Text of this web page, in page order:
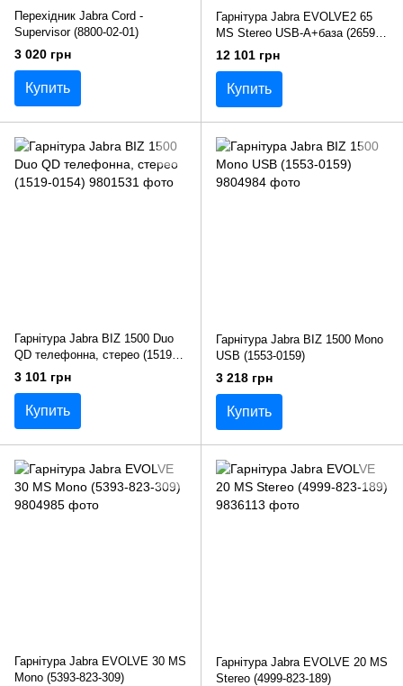
Перехідник Jabra Cord -
Supervisor (8800-02-01)
3 020 грн
Купить
Гарнітура Jabra EVOLVE2 65
MS Stereo USB-A+база (26599-
999-989)
12 101 грн
Купить
Гарнітура Jabra BIZ 1500 Duo
QD телефонна, стерео (1519-
0154)
3 101 грн
Купить
Гарнітура Jabra BIZ 1500 Mono
USB (1553-0159)
3 218 грн
Купить
Гарнітура Jabra EVOLVE 30 MS
Mono (5393-823-309)
Гарнітура Jabra EVOLVE 20 MS
Stereo (4999-823-189)